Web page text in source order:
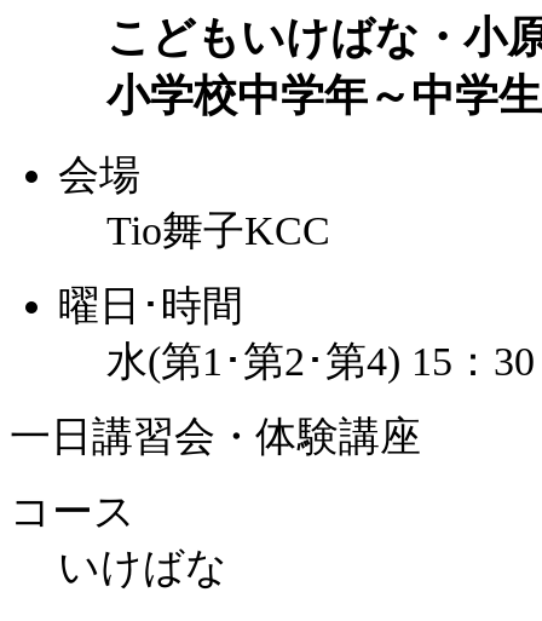
こどもいけばな・小
小学校中学年～中学
会場
Tio舞子KCC
曜日･時間
水(第1･第2･第4) 15：
一日講習会・体験講座
コース
いけばな